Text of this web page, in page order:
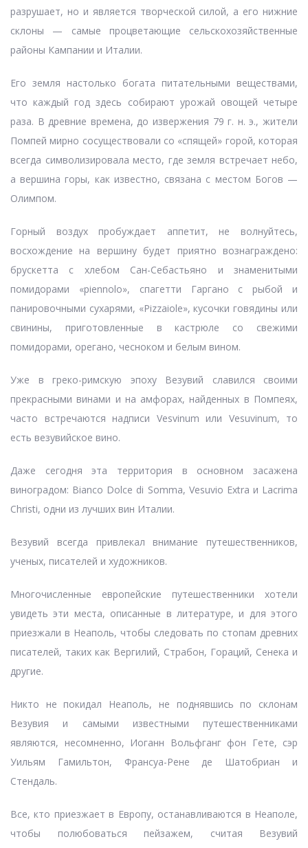
разрушает, но и является творческой силой, а его нижние
склоны — самые процветающие сельскохозяйственные
районы Кампании и Италии.
Его земля настолько богата питательными веществами,
что каждый год здесь собирают урожай овощей четыре
раза. В древние времена, до извержения 79 г. н. э., жители
Помпей мирно сосуществовали со «спящей» горой, которая
всегда символизировала место, где земля встречает небо,
а вершина горы, как известно, связана с местом Богов —
Олимпом.
Горный воздух пробуждает аппетит, не волнуйтесь,
восхождение на вершину будет приятно вознаграждено:
брускетта с хлебом Сан-Себастьяно и знаменитыми
помидорами «piennolo», спагетти Гаргано с рыбой и
панировочными сухарями, «Pizzaiole», кусочки говядины или
свинины, приготовленные в кастрюле со свежими
помидорами, орегано, чесноком и белым вином.
Уже в греко-римскую эпоху Везувий славился своими
прекрасными винами и на амфорах, найденных в Помпеях,
часто встречаются надписи Vesvinum или Vesuvinum, то
есть везувийское вино.
Даже сегодня эта территория в основном засажена
виноградом: Bianco Dolce di Somma, Vesuvio Extra и Lacrima
Christi, одни из лучших вин Италии.
Везувий всегда привлекал внимание путешественников,
ученых, писателей и художников.
Многочисленные европейские путешественники хотели
увидеть эти места, описанные в литературе, и для этого
приезжали в Неаполь, чтобы следовать по стопам древних
писателей, таких как Вергилий, Страбон, Гораций, Сенека и
другие.
Никто не покидал Неаполь, не поднявшись по склонам
Везувия и самыми известными путешественниками
являются, несомненно, Иоганн Вольфганг фон Гете, сэр
Уильям Гамильтон, Франсуа-Рене де Шатобриан и
Стендаль.
Все, кто приезжает в Европу, останавливаются в Неаполе,
чтобы полюбоваться пейзажем, считая Везувий